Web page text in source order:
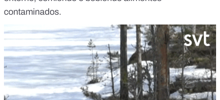
contaminados.